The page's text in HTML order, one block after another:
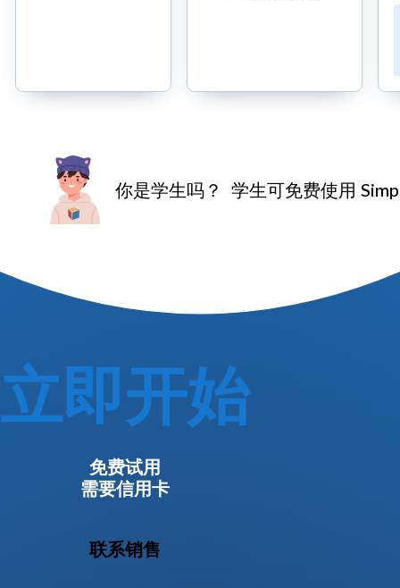
你是学生吗？ 学生可免费使用
立即开始
免费试用
需要信用卡
联系销售